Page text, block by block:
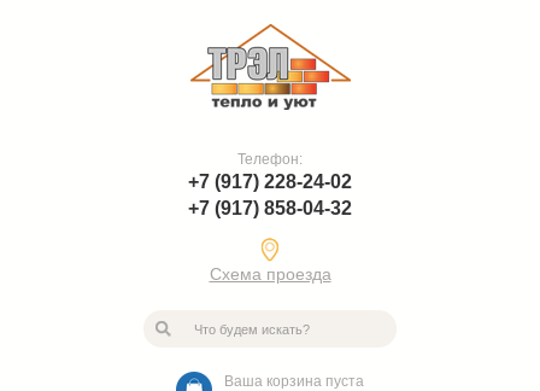
Телефон:
+7 (917) 228-24-02
+7 (917) 858-04-32
Схема проезда
Ваша корзина пуста